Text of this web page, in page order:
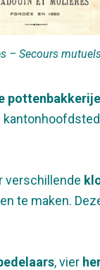
– Secours
verschillende
te maken.
, vier